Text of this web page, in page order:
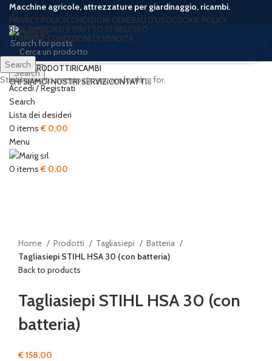
Macchine agricole, attrezzature per giardinaggio, ricambi.
PRIVACY POLICYCONDIZIONI GENERALI D’USOCOOKIE POLICY
RESI, RIMBORSI E DIRITTO DI RECESSO
TERMINI E CONDIZIONI DI VENDITA
Search
Accedi / Registrati
Search
Lista dei desideri
0 items € 0,00
Menu
0 items € 0,00
HOME PRODOTTIRICAMBI
CHI SIAMOI NOSTRI SERVIZICONTATTI
Click to enlarge
Home Prodotti Tagliasiepi
Batteria
Tagliasiepi STIHL HSA 30 (con batteria)
Back to products
Tagliasiepi STIHL HSA 30 (con
batteria)
€158,00
Search
Start typing to see posts you are looking for.